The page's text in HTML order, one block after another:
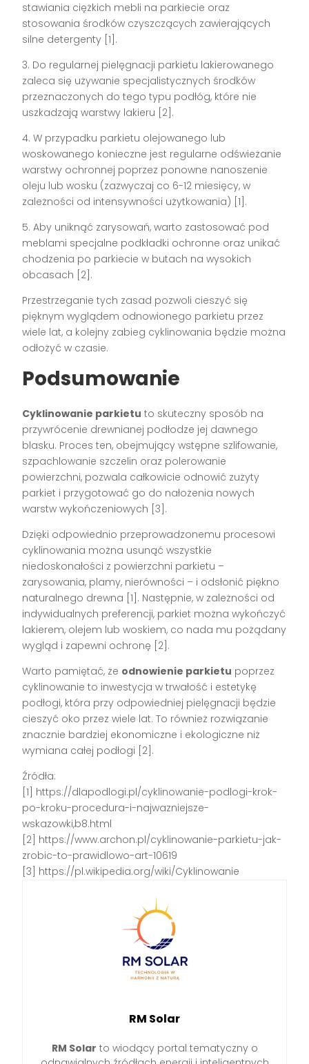
stawiania ciężkich mebli na parkiecie oraz
stosowania środków czyszczących zawierających
silne detergenty [1].
3. Do regularnej pielęgnacji parkietu lakierowanego
zaleca się używanie specjalistycznych środków
przeznaczonych do tego typu podłóg, które nie
uszkadzają warstwy lakieru [2].
4. W przypadku parkietu olejowanego lub
woskowanego konieczne jest regularne odświeżanie
warstwy ochronnej poprzez ponowne nanoszenie
oleju lub wosku (zazwyczaj co 6-12 miesięcy, w
zależności od intensywności użytkowania) [1].
5. Aby uniknąć zarysowań, warto zastosować pod
meblami specjalne podkładki ochronne oraz unikać
chodzenia po parkiecie w butach na wysokich
obcasach [2].
Przestrzeganie tych zasad pozwoli cieszyć się
pięknym wyglądem odnowionego parkietu przez
wiele lat, a kolejny zabieg cyklinowania będzie można
odłożyć w czasie.
Podsumowanie
Cyklinowanie parkietu to skuteczny sposób na
przywrócenie drewnianej podłodze jej dawnego
blasku. Proces ten, obejmujący wstępne szlifowanie,
szpachlowanie szczelin oraz polerowanie
powierzchni, pozwala całkowicie odnowić zużyty
parkiet i przygotować go do nałożenia nowych
warstw wykończeniowych [3].
Dzięki odpowiednio przeprowadzonemu procesowi
cyklinowania można usunąć wszystkie
niedoskonałości z powierzchni parkietu –
zarysowania, plamy, nierówności – i odsłonić piękno
naturalnego drewna [1]. Następnie, w zależności od
indywidualnych preferencji, parkiet można wykończyć
lakierem, olejem lub woskiem, co nada mu pożądany
wygląd i zapewni ochronę [2].
Warto pamiętać, że odnowienie parkietu poprzez
cyklinowanie to inwestycja w trwałość i estetykę
podłogi, która przy odpowiedniej pielęgnacji będzie
cieszyć oko przez wiele lat. To również rozwiązanie
znacznie bardziej ekonomiczne i ekologiczne niż
wymiana całej podłogi [2].
Źródła:
[1] https://dlapodlogi.pl/cyklinowanie-podlogi-krok-
po-kroku-procedura-i-najwazniejsze-
wskazowki,b8.html
[2] https://www.archon.pl/cyklinowanie-parkietu-jak-
zrobic-to-prawidlowo-art-10619
[3] https://pl.wikipedia.org/wiki/Cyklinowanie
RM Solar
RM Solar to wiodący portal tematyczny o